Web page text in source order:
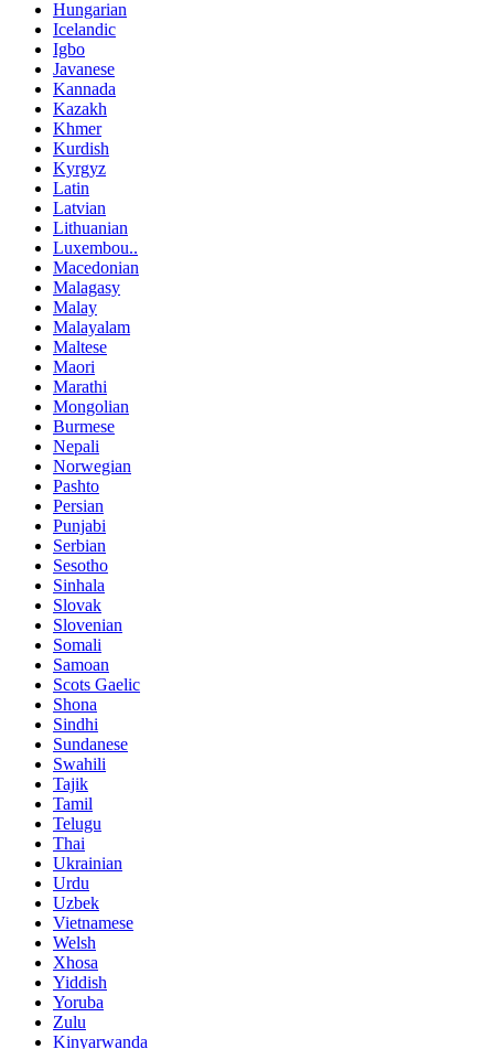
Hungarian
Icelandic
Igbo
Javanese
Kannada
Kazakh
Khmer
Kurdish
Kyrgyz
Latin
Latvian
Lithuanian
Luxembou..
Macedonian
Malagasy
Malay
Malayalam
Maltese
Maori
Marathi
Mongolian
Burmese
Nepali
Norwegian
Pashto
Persian
Punjabi
Serbian
Sesotho
Sinhala
Slovak
Slovenian
Somali
Samoan
Scots Gaelic
Shona
Sindhi
Sundanese
Swahili
Tajik
Tamil
Telugu
Thai
Ukrainian
Urdu
Uzbek
Vietnamese
Welsh
Xhosa
Yiddish
Yoruba
Zulu
Kinyarwanda